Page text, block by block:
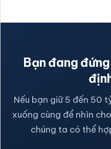
Bạn đang
Nếu bạn giữ 5 đến 50
xuống cùng để nhìn
chúng ta có thể